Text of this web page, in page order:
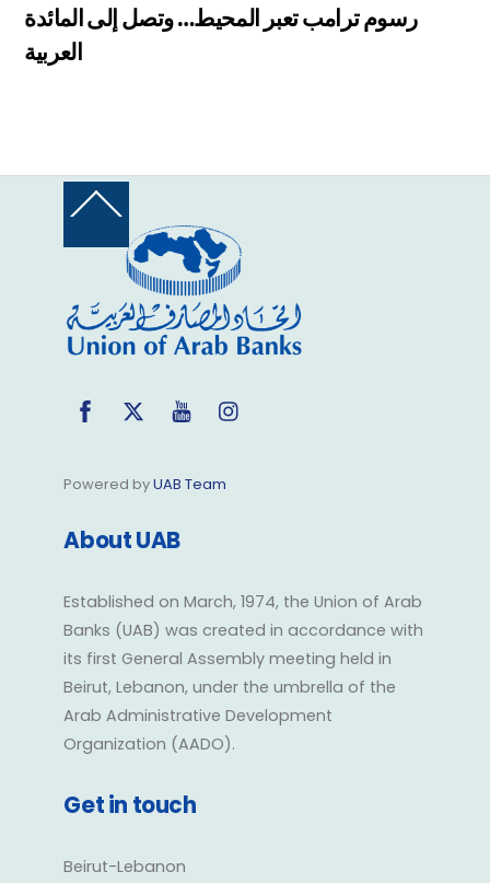
رسوم ترامب تعبر المحيط… وتصل إلى المائدة
العربية
Back
Top
FacebookTwitter YouTube
Powered byUAB Team
About UAB
Established on March, 1974, the Union of Arab
Banks (UAB) was created in accordance with
its first General Assembly meeting held in
Beirut, Lebanon, under the umbrella of the
Arab Administrative Development
Organization (AADO).
Get in touch
Beirut-Lebanon